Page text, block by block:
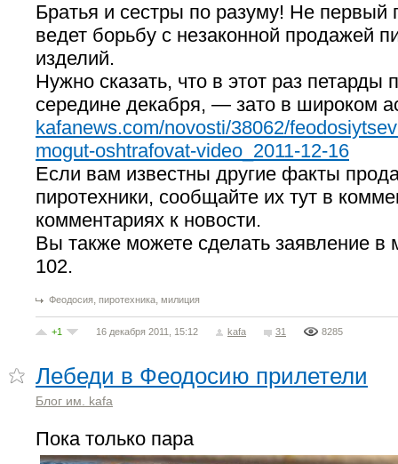
Братья и сестры по разуму! Не
ведет борьбу с незаконной продажей
изделий.
Нужно сказать, что в этот раз петарды
середине декабря, — зато в широком
kafanews.com/novosti/38062/
mogut-oshtrafovat-video_2011-12-16
Если вам известны другие факты
пиротехники, сообщайте их тут в
комментариях к новости.
Вы также можете сделать заявление в
102.
Феодосия, пиротехника, милиция
+1 16 декабря 2011, 15:12 kafa 31 8285
Лебеди в Феодосию прилетели
Блог им. kafa
Пока только пара